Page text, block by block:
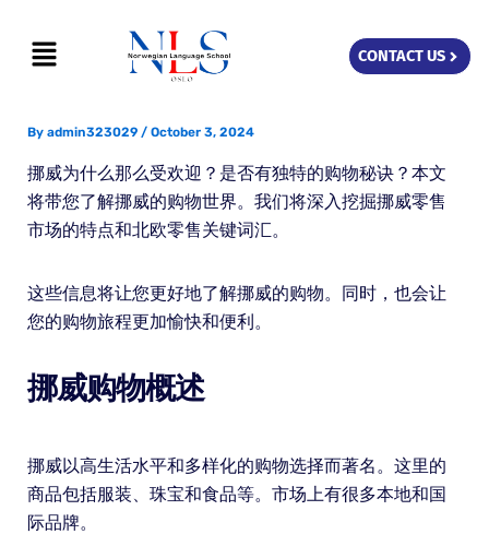
content
Menu CONTACT US
By admin323029 / October 3, 2024
挪威为什么那么受欢迎？是否有独特的购物秘诀？本文
将带您了解挪威的购物世界。我们将深入挖掘挪威零售
市场的特点和北欧零售关键词汇。
这些信息将让您更好地了解挪威的购物。同时，也会让
您的购物旅程更加愉快和便利。
挪威购物概述
挪威以高生活水平和多样化的购物选择而著名。这里的
商品包括服装、珠宝和食品等。市场上有很多本地和国
际品牌。